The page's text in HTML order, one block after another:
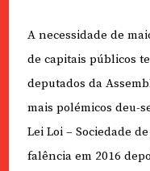
A necessidade de
de capitais públicos
deputados da
mais polémicos deu-
Lei Loi – Sociedade
falência em 2016